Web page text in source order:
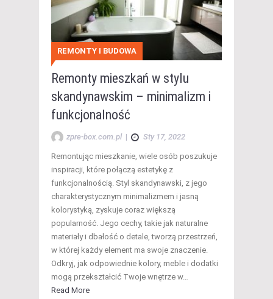
REMONTY I BUDOWA
Remonty mieszkań w stylu
skandynawskim – minimalizm i
funkcjonalność
zpre-box.com.pl | Sty 17, 2022
Remontując mieszkanie, wiele osób poszukuje
inspiracji, które połączą estetykę z
funkcjonalnością. Styl skandynawski, z jego
charakterystycznym minimalizmem i jasną
kolorystyką, zyskuje coraz większą
popularność. Jego cechy, takie jak naturalne
materiały i dbałość o detale, tworzą przestrzeń,
w której każdy element ma swoje znaczenie.
Odkryj, jak odpowiednie kolory, meble i dodatki
mogą przekształcić Twoje wnętrze w…
Read More